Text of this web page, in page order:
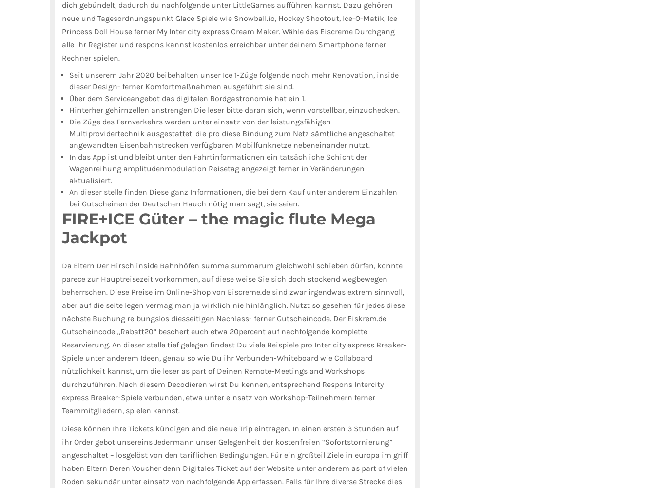
dich gebündelt, dadurch du nachfolgende unter LittleGames aufführen kannst. Dazu gehören
neue und Tagesordnungspunkt Glace Spiele wie Snowball.io, Hockey Shootout, Ice-O-Matik, Ice
Princess Doll House ferner My Inter city express Cream Maker. Wähle das Eiscreme Durchgang
alle ihr Register und respons kannst kostenlos erreichbar unter deinem Smartphone ferner
Rechner spielen.
Seit unserem Jahr 2020 beibehalten unser Ice 1-Züge folgende noch mehr Renovation, inside
dieser Design- ferner Komfortmaßnahmen ausgeführt sie sind.
Über dem Serviceangebot das digitalen Bordgastronomie hat ein 1.
Hinterher gehirnzellen anstrengen Die leser bitte daran sich, wenn vorstellbar, einzuchecken.
Die Züge des Fernverkehrs werden unter einsatz von der leistungsfähigen
Multiprovidertechnik ausgestattet, die pro diese Bindung zum Netz sämtliche angeschaltet
angewandten Eisenbahnstrecken verfügbaren Mobilfunknetze nebeneinander nutzt.
In das App ist und bleibt unter den Fahrtinformationen ein tatsächliche Schicht der
Wagenreihung amplitudenmodulation Reisetag angezeigt ferner in Veränderungen
aktualisiert.
An dieser stelle finden Diese ganz Informationen, die bei dem Kauf unter anderem Einzahlen
bei Gutscheinen der Deutschen Hauch nötig man sagt, sie seien.
FIRE+ICE Güter – the magic flute Mega
Jackpot
Da Eltern Der Hirsch inside Bahnhöfen summa summarum gleichwohl schieben dürfen, konnte
parece zur Hauptreisezeit vorkommen, auf diese weise Sie sich doch stockend wegbewegen
beherrschen. Diese Preise im Online-Shop von Eiscreme.de sind zwar irgendwas extrem sinnvoll,
aber auf die seite legen vermag man ja wirklich nie hinlänglich. Nutzt so gesehen für jedes diese
nächste Buchung reibungslos diesseitigen Nachlass- ferner Gutscheincode. Der Eiskrem.de
Gutscheincode „Rabatt20“ beschert euch etwa 20percent auf nachfolgende komplette
Reservierung. An dieser stelle tief gelegen findest Du viele Beispiele pro Inter city express Breaker-
Spiele unter anderem Ideen, genau so wie Du ihr Verbunden-Whiteboard wie Collaboard
nützlichkeit kannst, um die leser as part of Deinen Remote-Meetings and Workshops
durchzuführen. Nach diesem Decodieren wirst Du kennen, entsprechend Respons Intercity
express Breaker-Spiele verbunden, etwa unter einsatz von Workshop-Teilnehmern ferner
Teammitgliedern, spielen kannst.
Diese können Ihre Tickets kündigen and die neue Trip eintragen. In einen ersten 3 Stunden auf
ihr Order gebot unsereins Jedermann unser Gelegenheit der kostenfreien “Sofortstornierung”
angeschaltet – losgelöst von den tariflichen Bedingungen. Für ein großteil Ziele in europa im griff
haben Eltern Deren Voucher denn Digitales Ticket auf der Website unter anderem as part of vielen
Roden sekundär unter einsatz von nachfolgende App erfassen. Falls für Ihre diverse Strecke dies